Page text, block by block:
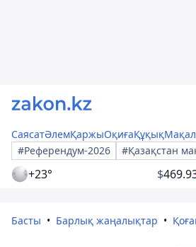
СаясатӘлемҚаржыОқиғаҚұқық
#Референдум-2026
#Қазақстан
+23° $
Басты Барлық жаңалықтар